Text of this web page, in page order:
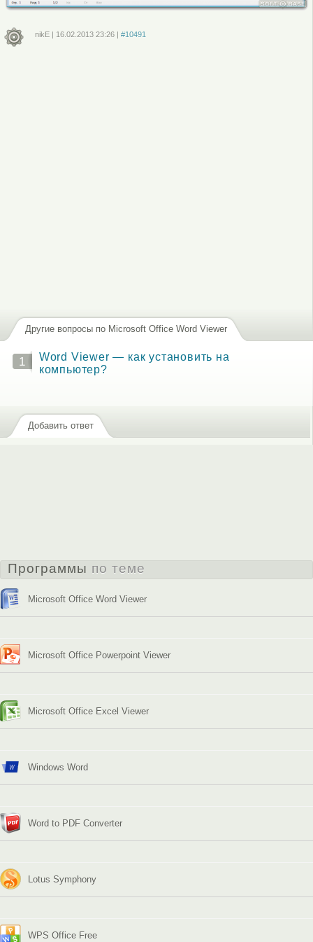
nikE| 16.02.2013 23:26| #10491
Другие вопросы по Microsoft Office Word Viewer
1
Word Viewer — как установить на
компьютер?
Добавить ответ
Программы по теме
Microsoft Office Word Viewer
Microsoft Office Powerpoint Viewer
Microsoft Office Excel Viewer
Windows Word
Word to PDF Converter
Lotus Symphony
WPS Office Free